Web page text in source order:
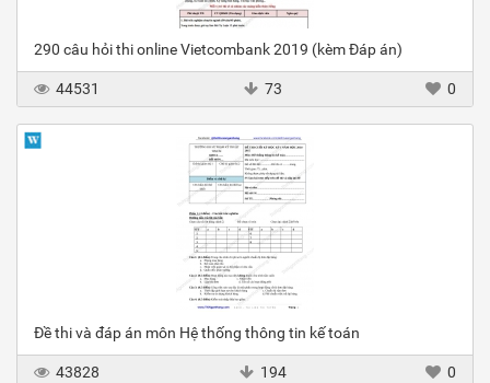
290 câu hỏi thi online Vietcombank 2019 (kèm Đáp án)
44531 73 0
Đề thi và đáp án môn Hệ thống thông tin kế toán
43828 194 0